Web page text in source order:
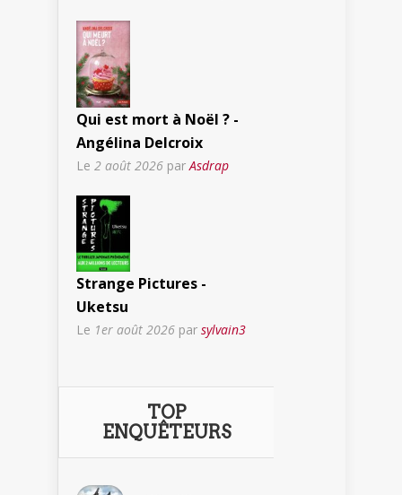
Qui est mort à Noël ? -
Angélina Delcroix
Le 2 août 2026 par Asdrap
Strange Pictures -
Uketsu
Le 1er août 2026 par sylvain3
TOP
ENQUÊTEURS